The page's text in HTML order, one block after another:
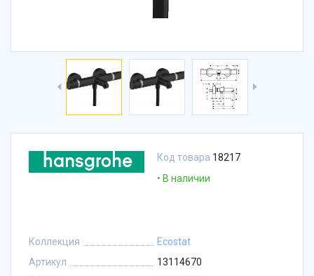
Код товара 18217
В наличии
Коллекция
Ecostat
Артикул
13114670